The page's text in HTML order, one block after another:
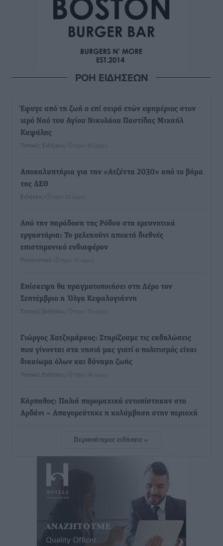
ΡΟΗ ΕΙΔΗΣΕΩΝ
Έφυγε από τη ζωή ο επί σειρά ετών εφημέριος στον
ιερό Ναό του Αγίου Νικολάου Παστίδας Μιχαήλ
Καψάλης
Τοπικές Ειδήσεις πριν 10 ώρες
Αποκαλυπτήρια για την «Ατζέντα 2030» από το βήμα
της ΔΕΘ
Ειδήσεις πριν 12 ώρες
Από την παράδοση της Ρόδου στα ερευνητικά
εργαστήρια: Το μελεκούνι αποκτά διεθνές
επιστημονικό ενδιαφέρον
Πολιτιστικά πριν 12 ώρες
Επίσκεψη θα πραγματοποιήσει στη Λέρο τον
Σεπτέμβριο η Όλγα Κεφαλογιάννη
Τοπικές Ειδήσεις πριν 13 ώρες
Γιώργος Χατζημάρκος: Στηρίζουμε τις εκδηλώσεις
που γίνονται στα νησιά μας γιατί ο πολιτισμός είναι
δικαίωμα όλων και δύναμη ζωής
Τοπικές Ειδήσεις πριν 14 ώρες
Κάρπαθος: Παλιά πυρομαχικά εντοπίστηκαν στο
Αρδάνι – Απαγορεύτηκε η κολύμβηση στην περιοχή
εφησυχασμού» – Σε πλήρη ετοιμότητα ο μηχανισμός
πριν 15 ώρες
Καιρός: Επιμένουν οι υψηλές θερμοκρασίες – Ισχυρά
μελτέμια έως 9 μποφόρ, σε «Red Code» 6 περιοχές
Τοπικές Ειδήσεις• πριν 15 ώρες
Περισσότερες ειδήσεις